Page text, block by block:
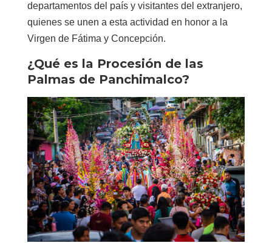
departamentos del país y visitantes del extranjero,
quienes se unen a esta actividad en honor a la
Virgen de Fátima y Concepción.
¿Qué es la Procesión de las
Palmas de Panchimalco?